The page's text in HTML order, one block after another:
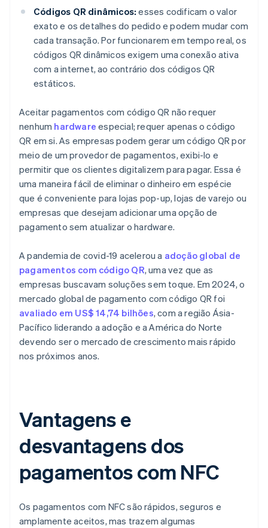
Códigos QR dinâmicos: esses codificam o valor
exato e os detalhes do pedido e podem mudar com
cada transação. Por funcionarem em tempo real, os
códigos QR dinâmicos exigem uma conexão ativa
com a internet, ao contrário dos códigos QR
estáticos.
Aceitar pagamentos com código QR não requer
nenhum hardware especial; requer apenas o código
QR em si. As empresas podem gerar um código QR por
meio de um provedor de pagamentos, exibi-lo e
permitir que os clientes digitalizem para pagar. Essa é
uma maneira fácil de eliminar o dinheiro em espécie
que é conveniente para lojas pop-up, lojas de varejo ou
empresas que desejam adicionar uma opção de
pagamento sem atualizar o hardware.
A pandemia de covid-19 acelerou a adoção global de
pagamentos com código QR, uma vez que as
empresas buscavam soluções sem toque. Em 2024, o
mercado global de pagamento com código QR foi
avaliado em US$ 14,74 bilhões, com a região Ásia-
Pacífico liderando a adoção e a América do Norte
devendo ser o mercado de crescimento mais rápido
nos próximos anos.
Vantagens e
desvantagens dos
pagamentos com NFC
Os pagamentos com NFC são rápidos, seguros e
amplamente aceitos, mas trazem algumas